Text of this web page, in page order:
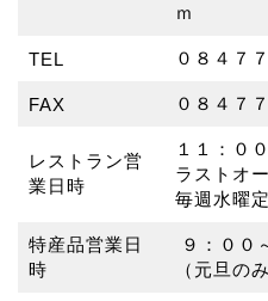
ｍ
TEL ０８４７
FAX ０８４７
レストラン営
業日時
１１：０
ラストオ
毎週水曜
特産品営業日
時
９：００
（元旦の